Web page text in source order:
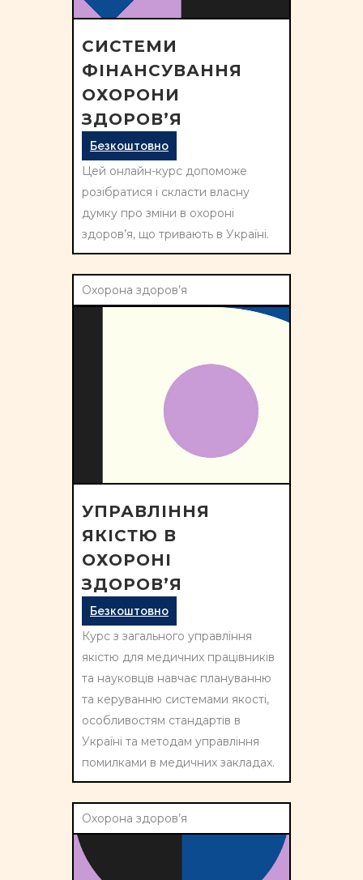
СИСТЕМИ
ФІНАНСУВАННЯ
ОХОРОНИ
ЗДОРОВ’Я
Безкоштовно
Цей онлайн-курс допоможе
розібратися і скласти власну
думку про зміни в охороні
здоров’я, що тривають в Україні.
Охорона здоров’я
УПРАВЛІННЯ
ЯКІСТЮ В
ОХОРОНІ
ЗДОРОВ’Я
Безкоштовно
Курс з загального управління
якістю для медичних працівників
та науковців навчає плануванню
та керуванню системами якості,
особливостям стандартів в
Україні та методам управління
помилками в медичних закладах.
Охорона здоров’я